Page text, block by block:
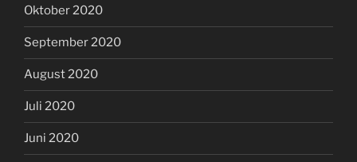
Oktober 2020
September 2020
August 2020
Juli 2020
Juni 2020